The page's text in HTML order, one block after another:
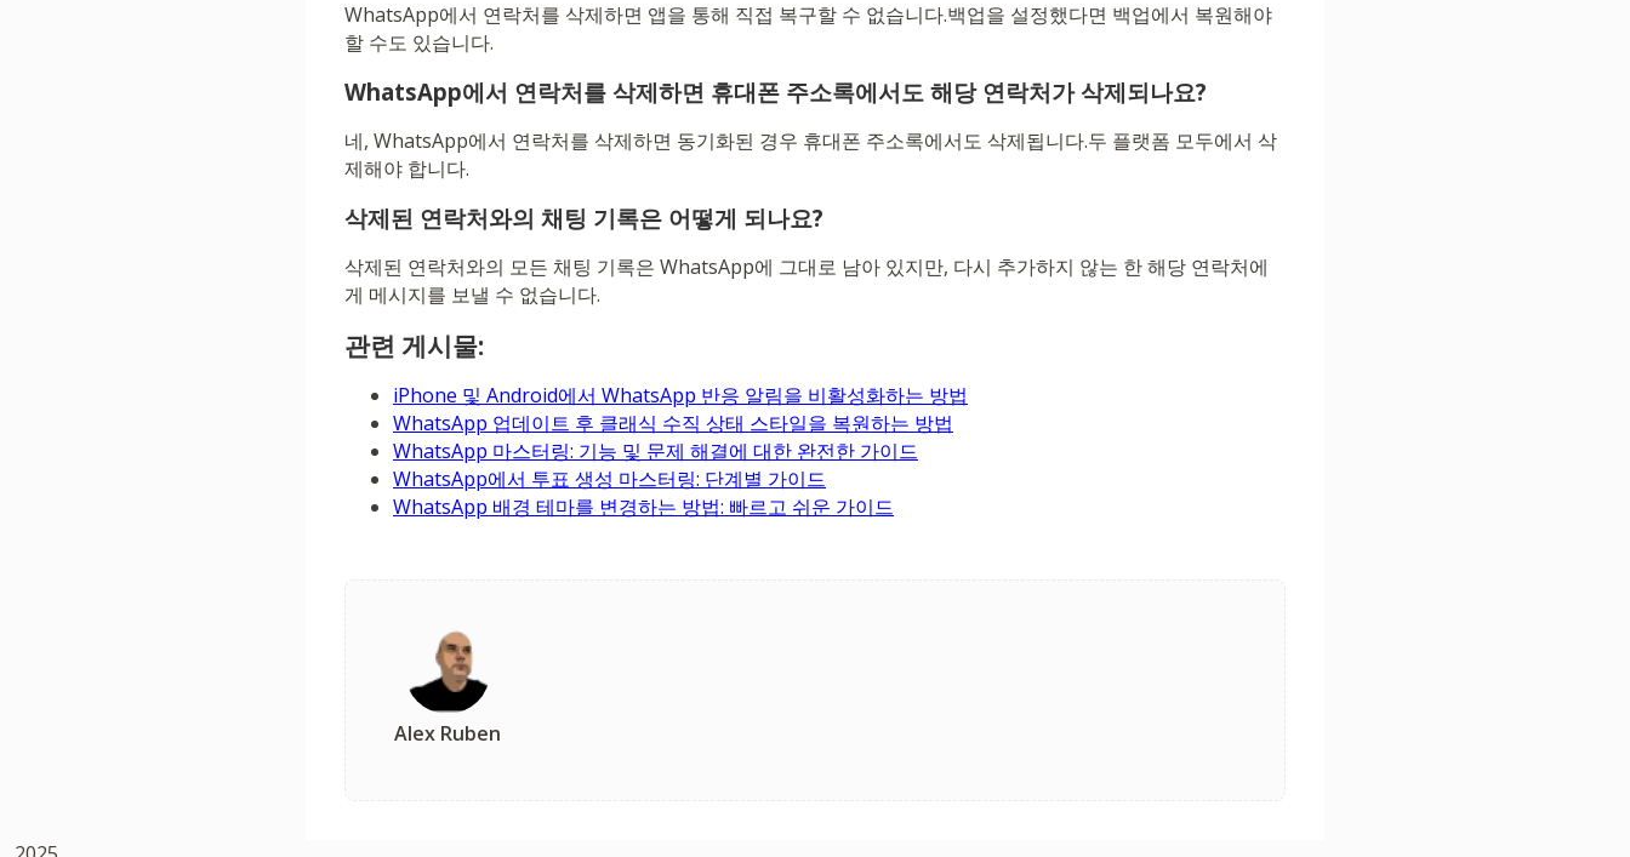
WhatsApp에서 연락처를 삭제하면 앱을 통해 직접 복구할 수 없습니다.백업을 설정했다면 백업에서 복원해야
할 수도 있습니다.
WhatsApp에서 연락처를 삭제하면 휴대폰 주소록에서도 해당 연락처가 삭제되나요?
네, WhatsApp에서 연락처를 삭제하면 동기화된 경우 휴대폰 주소록에서도 삭제됩니다.두 플랫폼 모두에서 삭
제해야 합니다.
삭제된 연락처와의 채팅 기록은 어떻게 되나요?
삭제된 연락처와의 모든 채팅 기록은 WhatsApp에 그대로 남아 있지만, 다시 추가하지 않는 한 해당 연락처에
게 메시지를 보낼 수 없습니다.
관련 게시물:
iPhone 및 Android에서 WhatsApp 반응 알림을 비활성화하는 방법
WhatsApp 업데이트 후 클래식 수직 상태 스타일을 복원하는 방법
WhatsApp 마스터링: 기능 및 문제 해결에 대한 완전한 가이드
WhatsApp에서 투표 생성 마스터링: 단계별 가이드
WhatsApp 배경 테마를 변경하는 방법: 빠르고 쉬운 가이드
Alex Ruben